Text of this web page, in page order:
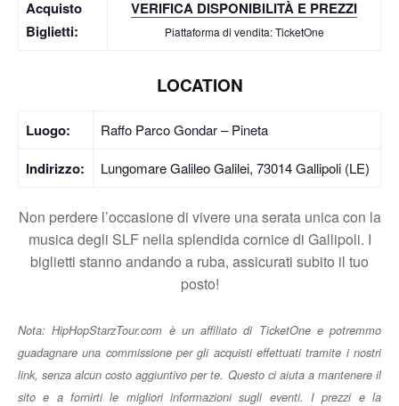
Acquisto
Biglietti:
VERIFICA DISPONIBILITÀ E PREZZI
Piattaforma di vendita: TicketOne
LOCATION
Luogo: Raffo Parco Gondar – Pineta
Indirizzo: Lungomare Galileo Galilei, 73014 Gallipoli (LE)
Non perdere l’occasione di vivere una serata unica con la
musica degli SLF nella splendida cornice di Gallipoli. I
biglietti stanno andando a ruba, assicurati subito il tuo
posto!
Nota: HipHopStarzTour.com è un affiliato di TicketOne e potremmo
guadagnare una commissione per gli acquisti effettuati tramite i nostri
link, senza alcun costo aggiuntivo per te. Questo ci aiuta a mantenere il
sito e a fornirti le migliori informazioni sugli eventi. I prezzi e la